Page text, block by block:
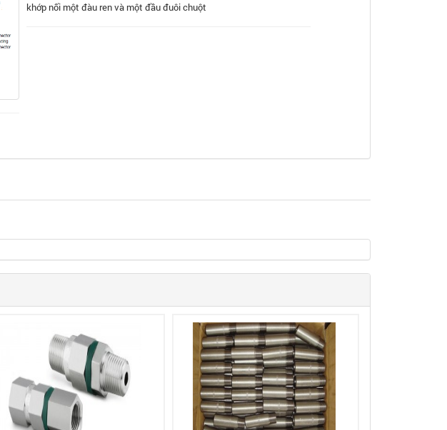
khớp nối một đàu ren và một đầu đuôi chuột